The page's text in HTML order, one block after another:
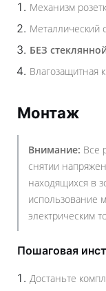
Механизм
Металлический
БЕЗ
Влагозащитная
Монтаж
Внимание: Все
снятии
находящихся в
использование
электрическим
Пошаговая
Достаньте